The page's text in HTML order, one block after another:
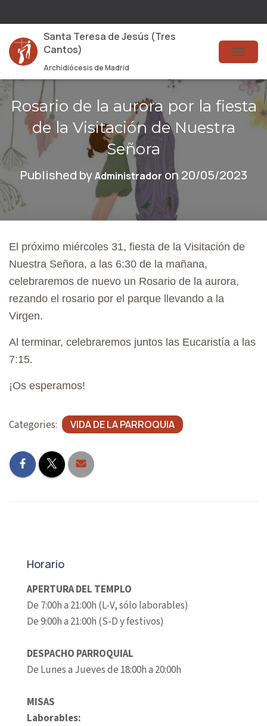
Santa Teresa de Jesús (Tres
Cantos)
Archidiócesis de Madrid
T
O
G
N
V
G
N
Rosario de la aurora por la fiesta
de la Visitación de Nuestra
Señora
Published byAdministrador on 20/05/2023
El próximo miércoles 31, fiesta de la Visitación de
Nuestra Señora, a las 6:30 de la mañana,
celebraremos de nuevo un Rosario de la aurora,
rezando el rosario por el parque llevando a la
Virgen.
Al terminar, celebraremos juntos las Eucaristía a las
7:15.
¡Os esperamos!
Categories: VIDA DE LA PARROQUIA
Horario
APERTURA DEL TEMPLO
De 7:00h a 21:00h (L-V, sólo laborables)
De 9:00h a 21:00h (S-D y festivos)
DESPACHO PARROQUIAL
De Lunes a Jueves de 18:00h a 20:00h
MISAS
Laborables: